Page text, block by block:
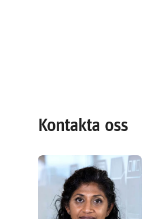
Kontakta oss